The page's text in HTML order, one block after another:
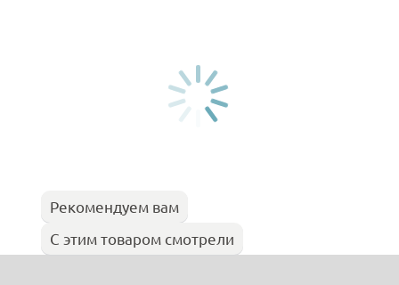
Рекомендуем вам
С этим товаром смотрели